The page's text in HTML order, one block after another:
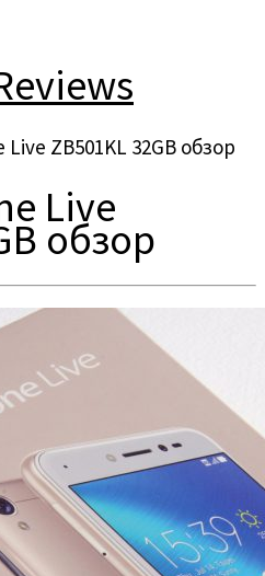
Live ZB501KL 32GB обзор
Live
обзор